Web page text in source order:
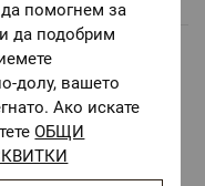
с
помогнем за
да подобрим
долу, вашето
Ако искате
ОБЩИ